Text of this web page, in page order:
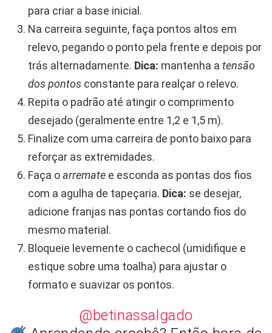
para criar a base inicial.
Na carreira seguinte, faça pontos altos em
relevo, pegando o ponto pela frente e depois por
trás alternadamente. Dica: mantenha a tensão
dos pontos constante para realçar o relevo.
Repita o padrão até atingir o comprimento
desejado (geralmente entre 1,2 e 1,5 m).
Finalize com uma carreira de ponto baixo para
reforçar as extremidades.
Faça oarremate e esconda as pontas dos fios
com a agulha de tapeçaria. Dica: se desejar,
adicione franjas nas pontas cortando fios do
mesmo material.
Bloqueie levemente o cachecol (umidifique e
estique sobre uma toalha) para ajustar o
formato e suavizar os pontos.
@betinassalgado